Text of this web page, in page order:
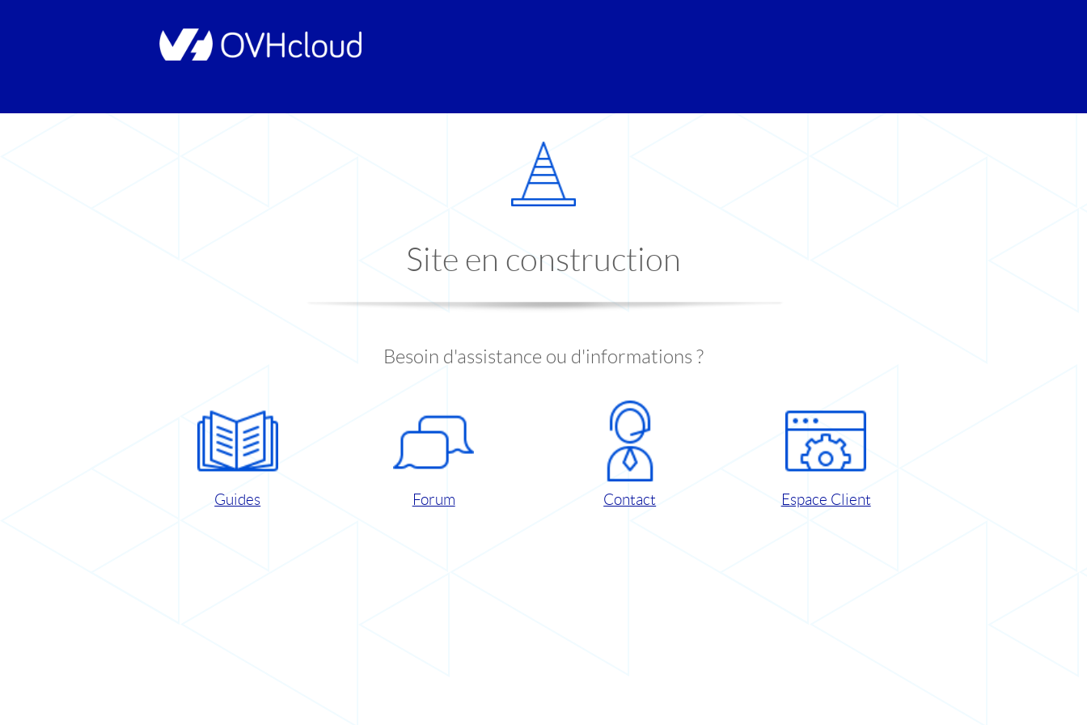
Site en construction
Besoin d'assistance ou d'informations ?
Guides Forum Contact Espace Client